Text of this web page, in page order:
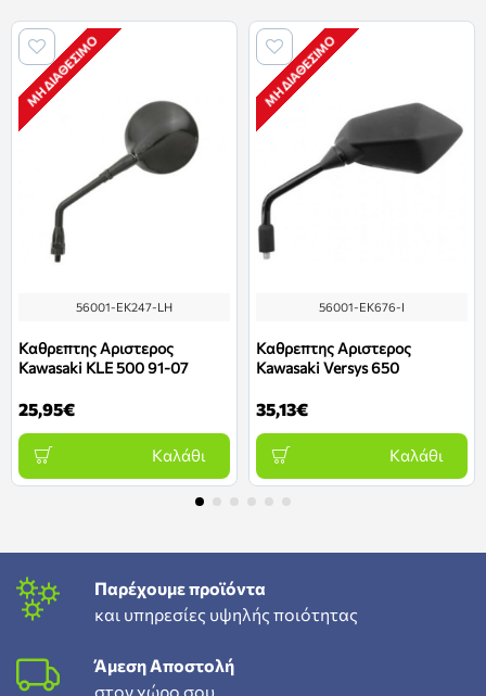
ΜΗ ΔΙΑΘΈΣΙΜΟ
56001-EK247-LH
Καθρεπτης Αριστερος
Kawasaki KLE 500 91-07
25,95€
Καλάθι
ΜΗ ΔΙΑΘΈΣΙΜΟ
56001-EK676-I
Καθρεπτης Αριστερος
Kawasaki Versys 650
35,13€
Καλάθι
Παρέχουμε προϊόντα
και υπηρεσίες υψηλής ποιότητας
Άμεση Αποστολή
στον χώρο σου